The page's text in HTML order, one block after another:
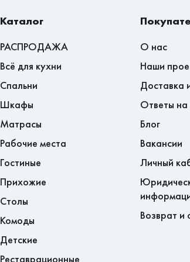
Каталог
РАСПРОДАЖА
Всё для кухни
Спальни
Шкафы
Матрасы
Рабочие места
Гостиные
Прихожие
Столы
Комоды
Детские
Реставрационные
О нас
Наши
Доставка
Ответы
Блог
Вакансии
Личный
Возврат и